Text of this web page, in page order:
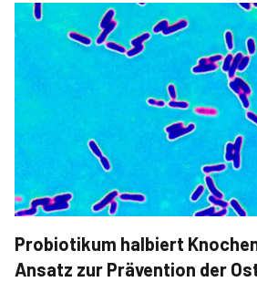
Probiotikum halbiert
Ansatz zur Prävention der